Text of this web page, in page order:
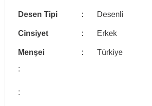
Desen Tipi : Desenli
Cinsiyet : Erkek
Menşei :
Türkiye
:
: